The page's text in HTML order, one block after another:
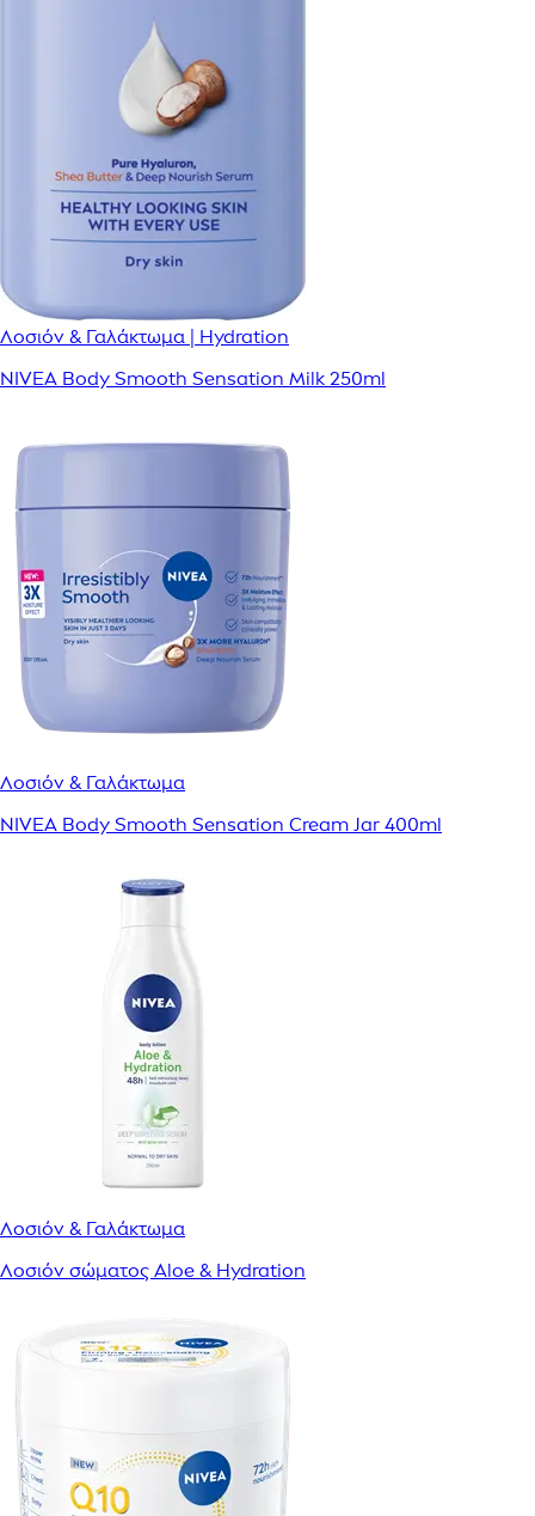
Λοσιόν & Γαλάκτωμα | Hydration
NIVEA Body Smooth Sensation Milk 250ml
Λοσιόν & Γαλάκτωμα
NIVEA Body Smooth Sensation Cream Jar 400ml
Λοσιόν & Γαλάκτωμα
Λοσιόν σώματος Aloe & Hydration